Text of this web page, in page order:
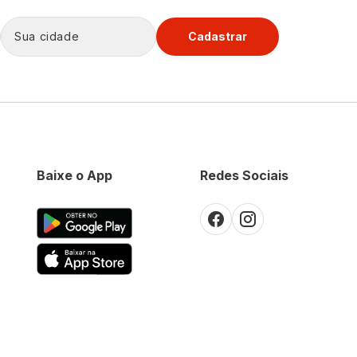
Cadastrar
Redes Sociais
Baixe o App